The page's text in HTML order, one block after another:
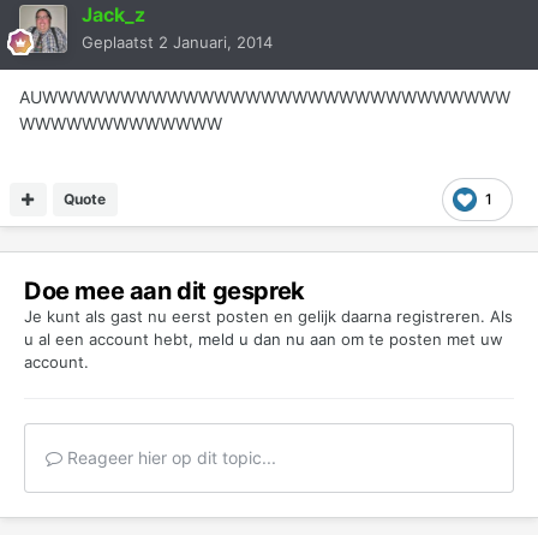
Jack_z
Geplaatst 2 Januari, 2014
AUWWWWWWWWWWWWWWWWWWWWWWWWWWWWWW
WWWWWWWWWWWWW
1
Quote
Doe mee aan dit gesprek
Je kunt als gast nu eerst posten en gelijk daarna registreren. Als
u al een account hebt, meld u dan nu aan om te posten met uw
account.
Reageer hier op dit topic...